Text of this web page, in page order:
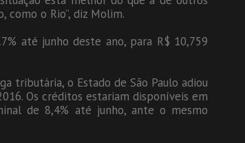
como o Rio”, diz Molim.
até junho deste ano, para R$ 10,759
tributária, o Estado de São Paulo adiou
Os créditos estariam disponíveis em
de 8,4% até junho, ante o mesmo